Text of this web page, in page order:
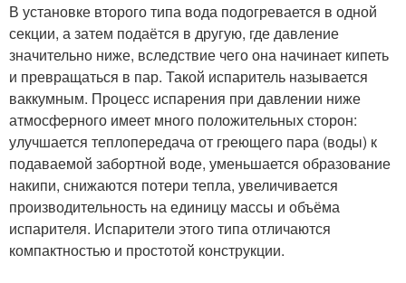
В установке второго типа вода подогревается в одной
секции, а затем подаётся в другую, где давление
значительно ниже, вследствие чего она начинает кипеть
и превращаться в пар. Такой испаритель называется
ваккумным. Процесс испарения при давлении ниже
атмосферного имеет много положительных сторон:
улучшается теплопередача от греющего пара (воды) к
подаваемой забортной воде, уменьшается образование
накипи, снижаются потери тепла, увеличивается
производительность на единицу массы и объёма
испарителя. Испарители этого типа отличаются
компактностью и простотой конструкции.